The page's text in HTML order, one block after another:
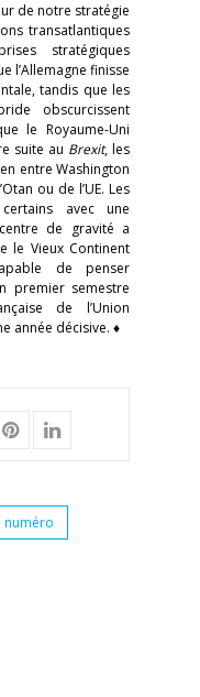
de notre stratégie
transatlantiques
stratégiques
l’Allemagne finisse
tandis que les
obscurcissent
le Royaume-Uni
suite au Brexit, les
entre Washington
ou de l’UE. Les
avec une
de gravité a
le Vieux Continent
de penser
premier semestre
de l’Union
année décisive. ♦
numéro